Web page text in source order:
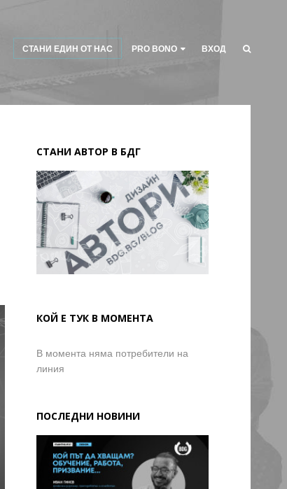
СТАНИ ЕДИН ОТ НАС PRO BONO ВХОД
СТАНИ АВТОР В БДГ
КОЙ Е ТУК В МОМЕНТА
В момента няма потребители на
линия
ПОСЛЕДНИ НОВИНИ